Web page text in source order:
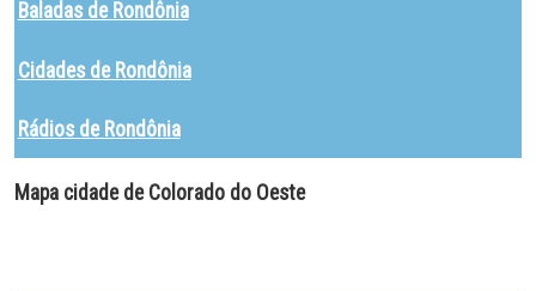
Baladas de Rondônia
Cidades de Rondônia
Rádios de Rondônia
Mapa cidade de Colorado do Oeste